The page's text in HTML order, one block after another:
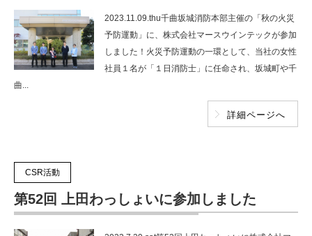
2023.11.09.thu千曲坂城消防本部主催の「秋の火災
予防運動」に、株式会社マースウインテックが参加
しました！火災予防運動の一環として、当社の女性
社員１名が「１日消防士」に任命され、坂城町や千
曲...
詳細ページへ
CSR活動
第52回 上田わっしょいに参加しました